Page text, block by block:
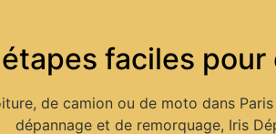
faciles
de camion ou de moto dans
dépannage et de remorquage, Iris